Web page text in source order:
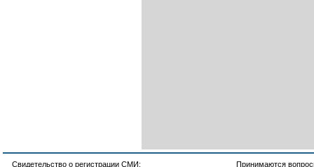
Свидетельство о регистрации СМИ: Принимаются